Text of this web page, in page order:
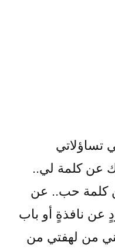
تساؤلاتي
عن كلمة لي..
كلمة حب.. عن
عن نافذةٍ أو باب
من لهفتي من